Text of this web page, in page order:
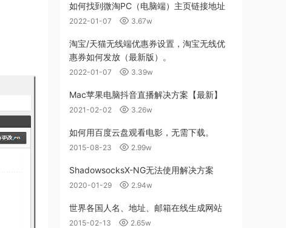
如何找到微淘PC（电脑端）主页链接地址
2022-01-07 3.67w
淘宝/天猫无线端优惠券设置，淘宝无线优
惠券如何发放（最新版）。
2022-01-07 3.39w
Mac苹果电脑抖音直播解决方案【最新】
2021-02-02 3.26w
如何用百度云盘观看电影，无需下载。
2015-08-23 2.99w
ShadowsocksX-NG无法使用解决方案
2020-01-29 2.94w
世界各国人名、地址、邮箱在线生成网站
2015-02-13 2.65w